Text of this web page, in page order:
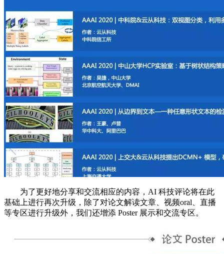
为了更好地分享和交流相应的内容，AI 科技评论将在此
基础上进行再次升级，除了对论文解读文章、视频oral、直播
等专区进行升级外，我们还增添 Poster 展示和交流专区。